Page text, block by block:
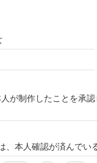
が制作したことを承
、本人確認が済んでい